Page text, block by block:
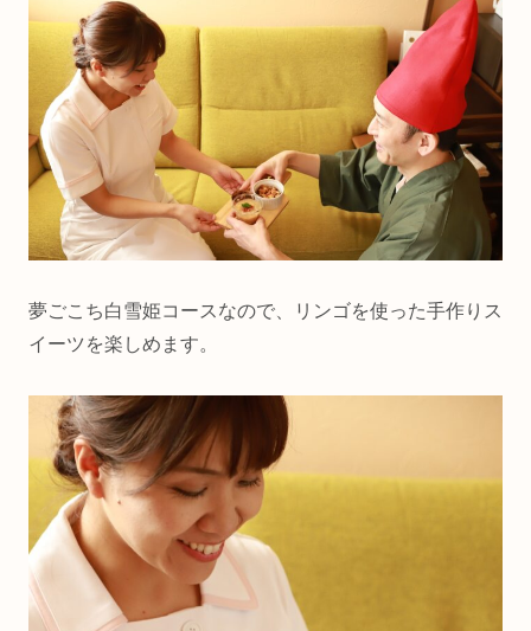
夢ごこち白雪姫コースなので、リンゴを使った手作りス
イーツを楽しめます。